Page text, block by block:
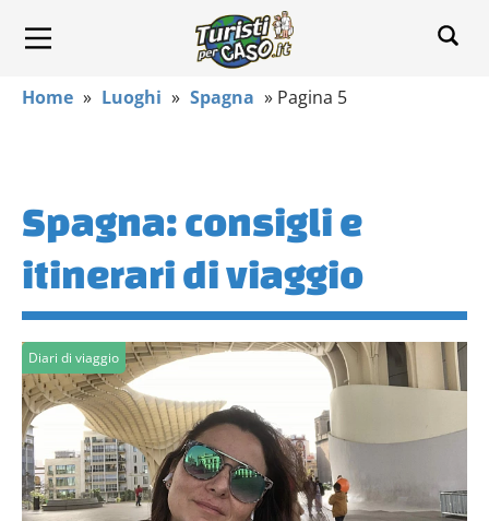
Home » Luoghi » Spagna » Pagina 5
Spagna: consigli e
itinerari di viaggio
Diari di viaggio